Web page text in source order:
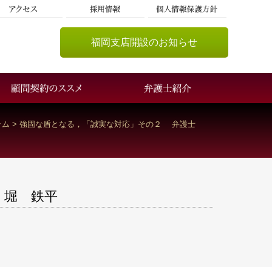
福岡支店開設のお知らせ
ム >強固な盾となる，「誠実な対応」その２ 弁護士
堀 鉄平